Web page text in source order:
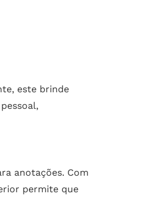
este brinde
anotações. Com
permite que